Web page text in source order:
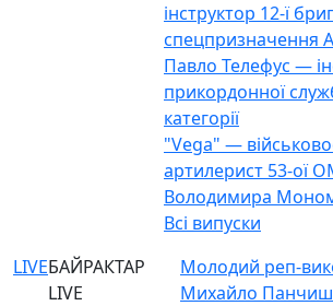
інструктор 12-ї
спецпризначення
Павло Телефус —
прикордонної
категорії
"Vega" —
артилерист 53-ої
Володимира
Всі випуски
LIVEБАЙРАКТАР
LIVE
Молодий реп-
Михайло